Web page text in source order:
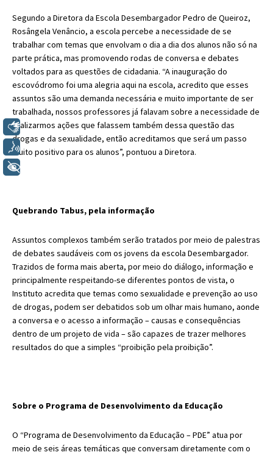
Segundo a Diretora da Escola Desembargador Pedro de Queiroz,
Rosângela Venâncio, a escola percebe a necessidade de se
trabalhar com temas que envolvam o dia a dia dos alunos não só na
parte prática, mas promovendo rodas de conversa e debates
voltados para as questões de cidadania. “A inauguração do
escovódromo foi uma alegria aqui na escola, acredito que esses
assuntos são uma demanda necessária e muito importante de ser
trabalhada, nossos professores já falavam sobre a necessidade de
realizarmos ações que falassem também dessa questão das
drogas e da sexualidade, então acreditamos que será um passo
muito positivo para os alunos”, pontuou a Diretora.
Quebrando Tabus, pela informação
Assuntos complexos também serão tratados por meio de palestras
de debates saudáveis com os jovens da escola Desembargador.
Trazidos de forma mais aberta, por meio do diálogo, informação e
principalmente respeitando-se diferentes pontos de vista, o
Instituto acredita que temas como sexualidade e prevenção ao uso
de drogas, podem ser debatidos sob um olhar mais humano, aonde
a conversa e o acesso a informação – causas e consequências
dentro de um projeto de vida – são capazes de trazer melhores
resultados do que a simples “proibição pela proibição”.
Sobre o Programa de Desenvolvimento da Educação
O “Programa de Desenvolvimento da Educação – PDE” atua por
meio de seis áreas temáticas que conversam diretamente com o
Libras
Voz